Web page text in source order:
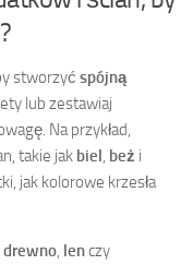
stworzyć spójną
lub zestawiaj
Na przykład,
takie jak biel beż i
jak kolorowe krzesła
drewno lenczy